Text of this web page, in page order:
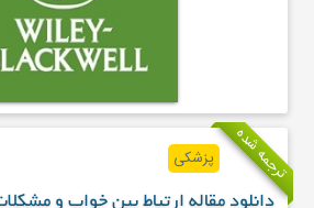
ترجمه شده پزشکی
دانلود مقاله ارتباط بين خواب و